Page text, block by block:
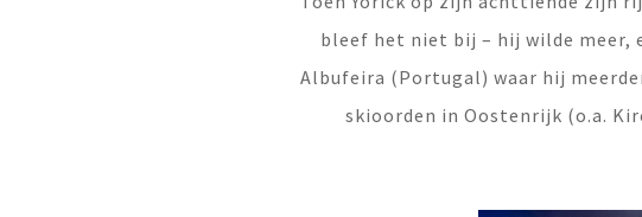
bleef het niet bij – hij wilde meer,
Albufeira (Portugal) waar hij
skioorden in Oostenrijk (o.a.